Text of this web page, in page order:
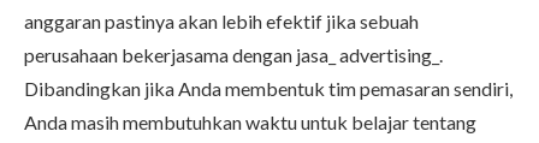
anggaran pastinya akan lebih efektif jika sebuah
perusahaan bekerjasama dengan jasa_ advertising_.
Dibandingkan jika Anda membentuk tim pemasaran sendiri,
Anda masih membutuhkan waktu untuk belajar tentang